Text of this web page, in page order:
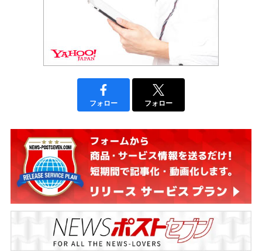
フォロー フォロー